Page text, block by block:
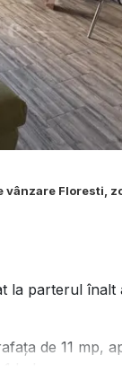
vânzare Floresti,
la parterul înalt
de 11 mp,